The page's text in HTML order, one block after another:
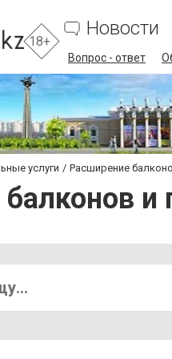
18+
Новости
Вопрос - ответ
услуги Расширение
и